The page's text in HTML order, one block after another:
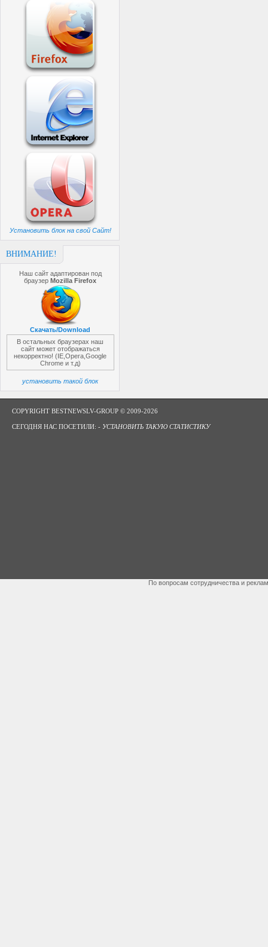
Установить блок на свой Сайт!
ВНИМАНИЕ!
Наш сайт адаптирован под
браузерMozilla Firefox
Скачать/Download
В остальных браузерах наш
сайт может отображаться
некорректно! (IE,Opera,Google
Chrome и т.д)
установить такой блок
COPYRIGHT BESTNEWSLV-GROUP © 2009-2026
СЕГОДНЯ НАС ПОСЕТИЛИ: - УСТАНОВИТЬ ТАКУЮ СТАТИСТИКУ
По вопросам сотрудничества и